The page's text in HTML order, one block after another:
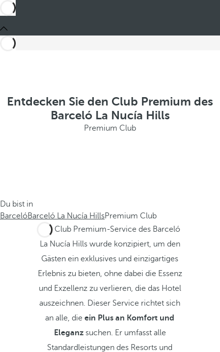
Entdecken Sie den Club Premium des
Barceló La Nucía Hills
Premium Club
Du bist in
BarcelóBarceló La Nucía HillsPremium Club
Der Club Premium-Service des Barceló
La Nucía Hills wurde konzipiert, um den
Gästen ein exklusives und einzigartiges
Erlebnis zu bieten, ohne dabei die Essenz
und Exzellenz zu verlieren, die das Hotel
auszeichnen. Dieser Service richtet sich
an alle, dieein Plus an Komfort und
Eleganzsuchen. Er umfasst alle
Standardleistungen des Resorts und